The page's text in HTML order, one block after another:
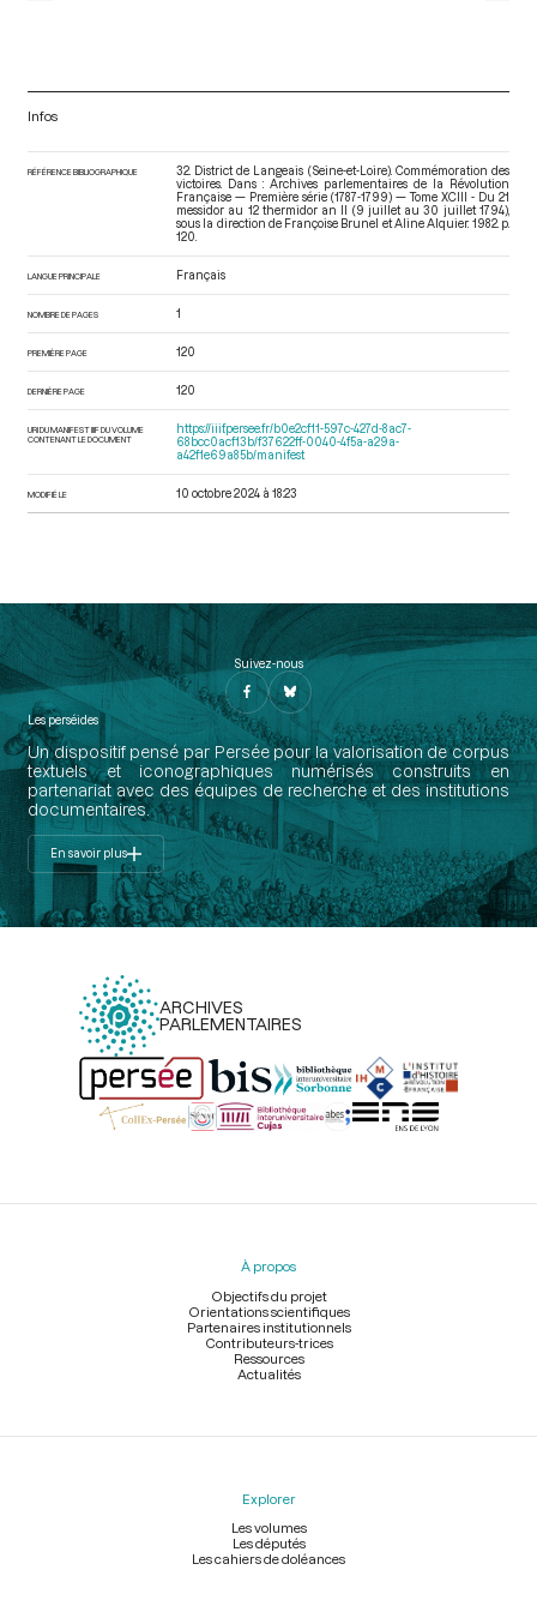
Infos
RÉFÉRENCE BIBLIOGRAPHIQUE
32. District de Langeais (Seine-et-Loire). Commémoration des
victoires. Dans : Archives parlementaires de la Révolution
Française — Première série (1787-1799) — Tome XCIII - Du 21
messidor au 12 thermidor an II (9 juillet au 30 juillet 1794),
sous la direction de Françoise Brunel et Aline Alquier. 1982. p.
120.
LANGUE PRINCIPALE Français
NOMBRE DE PAGES 1
PREMIÈRE PAGE 120
DERNIÈRE PAGE 120
URI DU MANIFEST IIIF DU VOLUME
CONTENANT LE DOCUMENT
https://iiif.persee.fr/b0e2cf11-597c-427d-8ac7-
68bcc0acf13b/f37622ff-0040-4f5a-a29a-
a42f1e69a85b/manifest
MODIFIÉ LE 10 octobre 2024 à 18:23
Suivez-nous
Les perséides
Un dispositif pensé par Persée pour la valorisation de corpus
textuels et iconographiques numérisés construits en
partenariat avec des équipes de recherche et des institutions
documentaires.
En savoir plus
ARCHIVES
PARLEMENTAIRES
Menu
À propos
Objectifs du projet
Orientations scientifiques
Partenaires institutionnels
Contributeurs-trices
Ressources
Actualités
Explorer
Les volumes
Les députés
Les cahiers de doléances